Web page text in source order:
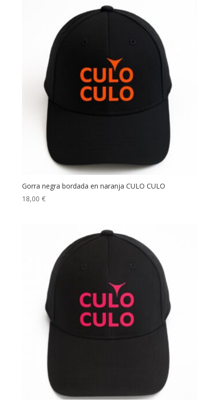
Gorra negra bordada en naranja CULO CULO
18,00 €